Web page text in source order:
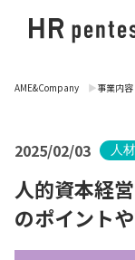
AME&Company 事業内容
2025/02/03 人
人的資本経
のポイント